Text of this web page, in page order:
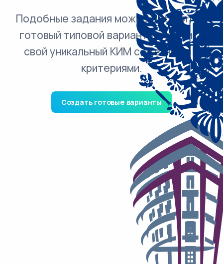
Подобные задания можно добавить в
готовый типовой вариант и получить
свой уникальный КИМ с ответами и
критериями.
Создать готовые варианты